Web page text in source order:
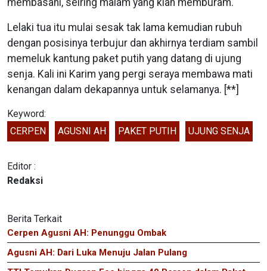
Lelaki tua itu mulai sesak tak lama kemudian rubuh
dengan posisinya terbujur dan akhirnya terdiam sambil
memeluk kantung paket putih yang datang di ujung
senja. Kali ini Karim yang pergi seraya membawa mati
kenangan dalam dekapannya untuk selamanya. [**]
Keyword:
CERPEN
AGUSNI AH PAKET PUTIH UJUNG SENJA
Editor :
Redaksi
Berita Terkait
Cerpen Agusni AH: Penunggu Ombak
Agusni AH: Dari Luka Menuju Jalan Pulang